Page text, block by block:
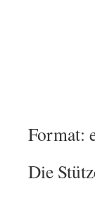
Format:
Die